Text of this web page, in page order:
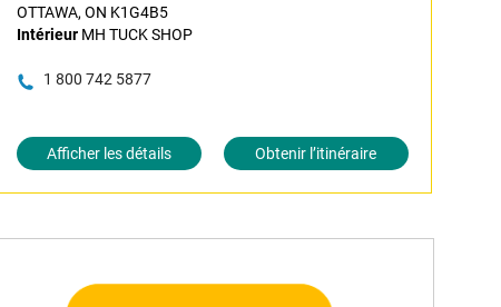
OTTAWA, ON K1G4B5
IntérieurMH TUCK SHOP
1 800 742 5877
Afficher les détails Obtenir l’itinéraire